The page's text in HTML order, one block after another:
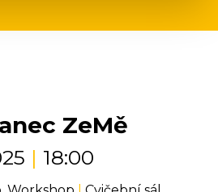
ZeMě
| 18:00